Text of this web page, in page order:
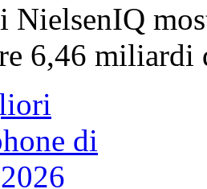
NielsenIQ
6,46